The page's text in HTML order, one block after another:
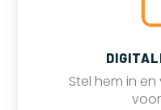
Stel hem in